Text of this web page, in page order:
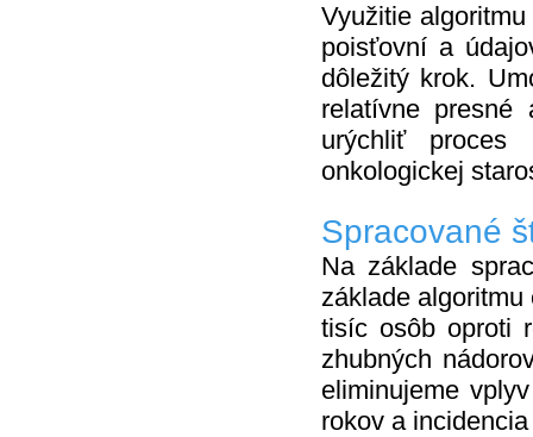
Využitie
poisťovní a
dôležitý krok.
relatívne presné
urýchliť proces
onkologickej
Spracované
Na základe
základe
tisíc osôb oproti
zhubných
eliminujeme
rokov a